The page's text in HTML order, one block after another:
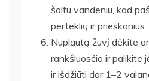
šaltu vandeniu, kad
perteklių ir prieskonius.
Nuplautą žuvį dėkite
rankšluosčio ir palikite
ir išdžiūti dar 1–2